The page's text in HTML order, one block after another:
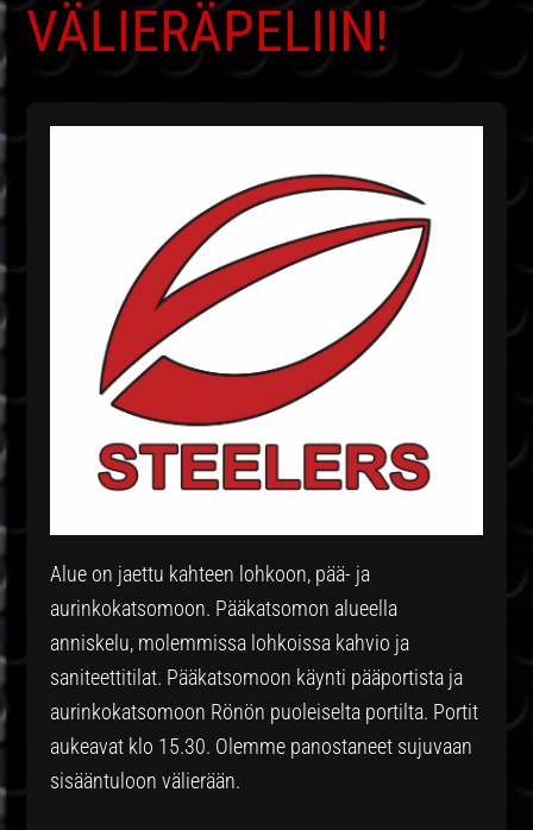
VÄLIERÄPELIIN!
Alue on jaettu kahteen lohkoon, pää- ja
aurinkokatsomoon. Pääkatsomon alueella
anniskelu, molemmissa lohkoissa kahvio ja
saniteettitilat. Pääkatsomoon käynti pääportista ja
aurinkokatsomoon Rönön puoleiselta portilta. Portit
aukeavat klo 15.30. Olemme panostaneet sujuvaan
sisääntuloon välierään.